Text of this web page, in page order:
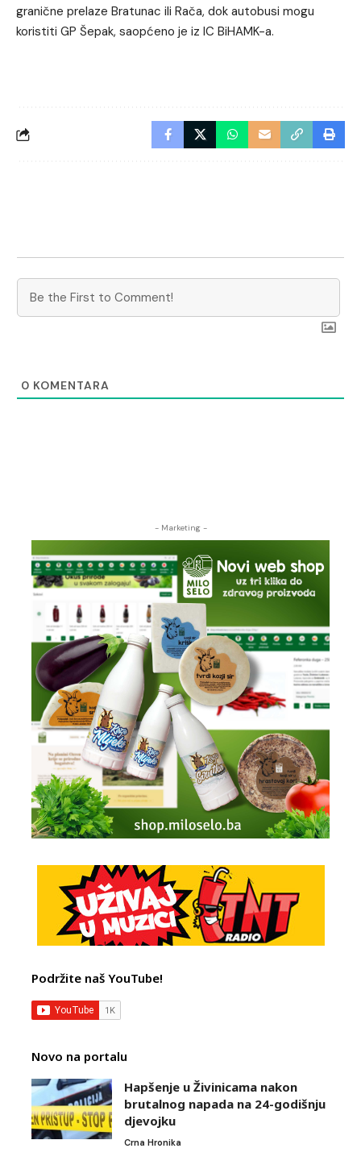
granične prelaze Bratunac ili Rača, dok autobusi mogu
koristiti GP Šepak, saopćeno je iz IC BiHAMK-a.
0 KOMENTARA
- Marketing -
Podržite naš YouTube!
Novo na portalu
Hapšenje u Živinicama nakon
brutalnog napada na 24-godišnju
djevojku
Crna Hronika